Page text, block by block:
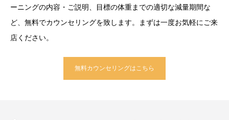
ーニングの内容・ご説明、目標の体重までの適切な減量期間な
ど、無料でカウンセリングを致します。まずは一度お気軽にご来
店ください。
無料カウンセリングはこちら